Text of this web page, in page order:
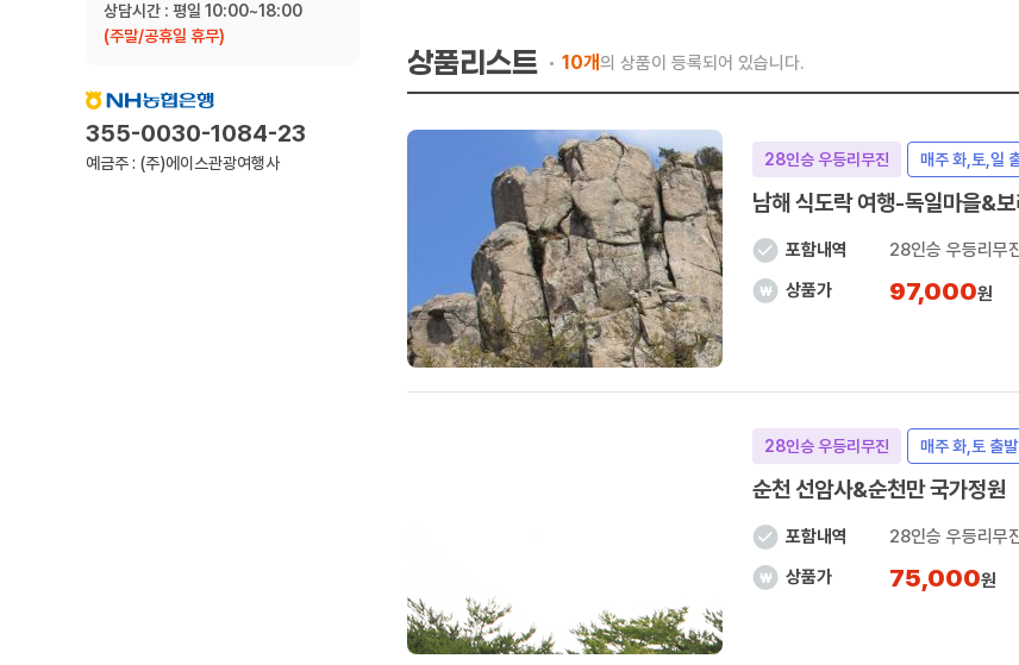
상담시간 : 평일 10:00~18:00
(주말/공휴일 휴무)
355-0030-1084-23
예금주 : (주)에이스관광여행사
상품리스트 10개의 상품이 등록되어 있습니다.
28인승 우등리무진 매주 화,토,일
남해 식도락 여행-독일마을&
포함내역
28인승 우등리무
상품가
97,000원
28인승 우등리무진 매주 화,토 출발
순천 선암사&순천만 국가정원
포함내역
28인승 우등리무
상품가
75,000원